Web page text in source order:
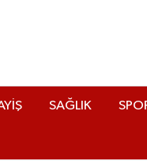
SAĞLIK